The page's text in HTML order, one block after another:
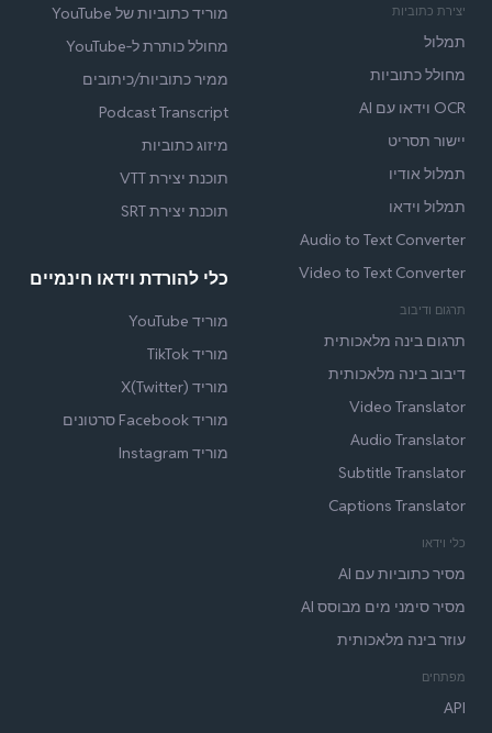
יצירת כתוביות
תמלול
מחולל כתוביות
OCR וידאו עם AI
יישור תסריט
תמלול אודיו
תמלול וידאו
Audio to Text Converter
Video to Text Converter
תרגום ודיבוב
תרגום בינה מלאכותית
דיבוב בינה מלאכותית
Video Translator
Audio Translator
Subtitle Translator
Captions Translator
כלי וידאו
מסיר כתוביות עם AI
מסיר סימני מים מבוסס AI
עוזר בינה מלאכותית
מפתחים
API
מוריד כתוביות של YouTube
מחולל כותרת ל‑YouTube
ממיר כתוביות/כיתובים
Podcast Transcript
מיזוג כתוביות
תוכנת יצירת VTT
תוכנת יצירת SRT
כלי להורדת וידאו חינמיים
מוריד YouTube
מוריד TikTok
מוריד X(Twitter)
מוריד Facebook סרטונים
מוריד Instagram